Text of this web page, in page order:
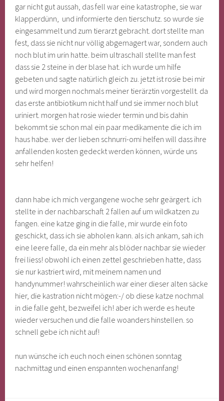
gar nicht gut aussah, das fell war eine katastrophe, sie war
klapperdünn, und informierte den tierschutz. so wurde sie
eingesammelt und zum tierarzt gebracht. dort stellte man
fest, dass sie nicht nur völlig abgemagert war, sondern auch
noch blut im urin hatte. beim ultraschall stellte man fest
dass sie 2 steine in der blase hat. ich wurde um hilfe
gebeten und sagte natürlich gleich zu. jetzt ist rosie bei mir
und wird morgen nochmals meiner tierärztin vorgestellt. da
das erste antibiotikum nicht half und sie immer noch blut
uriniert. morgen hat rosie wieder termin und bis dahin
bekommt sie schon mal ein paar medikamente die ich im
haus habe. wer der lieben schnurri-omi helfen will dass ihre
anfallenden kosten gedeckt werden können, würde uns
sehr helfen!
dann habe ich mich vergangene woche sehr geärgert. ich
stellte in der nachbarschaft 2 fallen auf um wildkatzen zu
fangen. eine katze ging in die falle, mir wurde ein foto
geschickt, dass ich sie abholen kann. als ich ankam, sah ich
eine leere falle, da ein mehr als blöder nachbar sie wieder
frei liess! obwohl ich einen zettel geschrieben hatte, dass
sie nur kastriert wird, mit meinem namen und
handynummer! wahrscheinlich war einer dieser alten säcke
hier, die kastration nicht mögen:-/ ob diese katze nochmal
in die falle geht, bezweifel ich! aber ich werde es heute
wieder versuchen und die falle woanders hinstellen. so
schnell gebe ich nicht auf!
nun wünsche ich euch noch einen schönen sonntag
nachmittag und einen enspannten wochenanfang!